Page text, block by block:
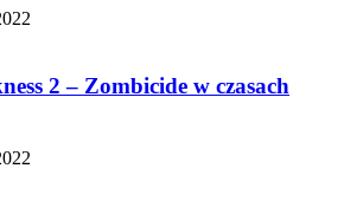
2 – Zombicide w czasach